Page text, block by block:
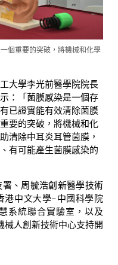
個重要的突破，將機械和化學
大學李光前醫學院院長
：「菌膜感染是一個存
已證實能有效清除菌膜
要的突破，將機械和化
清除中耳炎耳管菌膜，
有可能產生菌膜感染的
、周毓浩創新醫學技術
港中文大學–中國科學院
系統聯合實驗室，以及
人創新技術中心支持開